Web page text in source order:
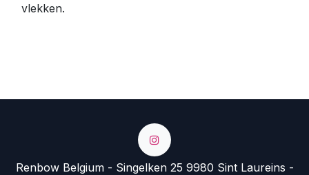
vlekken.
Renbow Belgium - Singelken 25 9980 Sint Laureins -